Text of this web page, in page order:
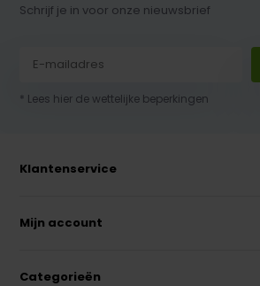
Schrijf je in voor onze nieuwsbrief
* Lees hier de wettelijke beperkingen
Klantenservice
Mijn account
Categorieën